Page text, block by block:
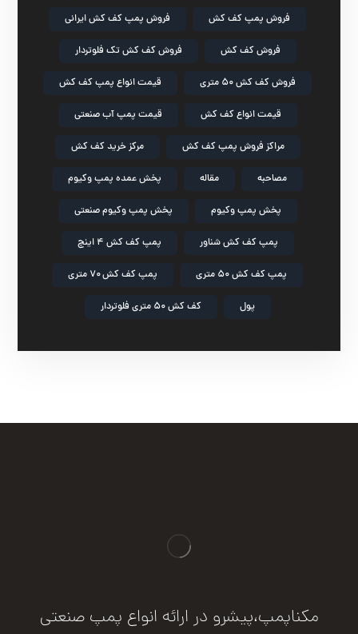
فروش پمپ کف کش فروش پمپ کف کش ایرانی
فروش کف کش فروش کف کش تک فلوتردار
فروش کف کش ۵۰ متری قیمت انواع پمپ کف کش
قیمت انواع کف کش قیمت پمپ آب صنعتی
مراکز فروش پمپ کف کش مرکز خرید کف کش
مصاحبه مقاله پخش عمده پمپ وکیوم
پخش پمپ وکیوم پخش پمپ وکیوم صنعتی
پمپ کف کش شناور پمپ کف کش ۴ اینچ
پمپ کف کش ۵۰ متری پمپ کف کش ۷۰ متری
پول کف کش ۵۰ متری فلوتردار
مکناپمپ،پیشرو در ارائه انواع پمپ صنعتی